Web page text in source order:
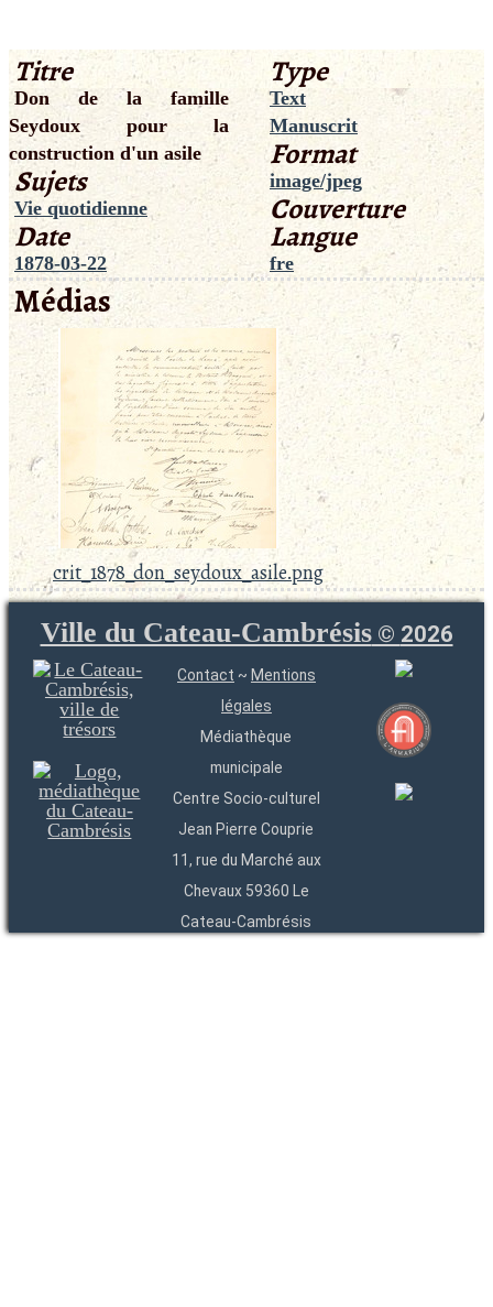
Titre
Don de la famille
Seydoux pour la
construction d'un asile
Sujets
Vie quotidienne
Date
1878-03-22
Type
Text
Manuscrit
Format
image/jpeg
Couverture
Langue
fre
Médias
crit_1878_don_seydoux_asile.png
Ville du Cateau-Cambrésis© 2026
Contact ~ Mentions
légales
Médiathèque
municipale
Centre Socio-culturel
Jean Pierre Couprie
11, rue du Marché aux
Chevaux 59360 Le
Cateau-Cambrésis